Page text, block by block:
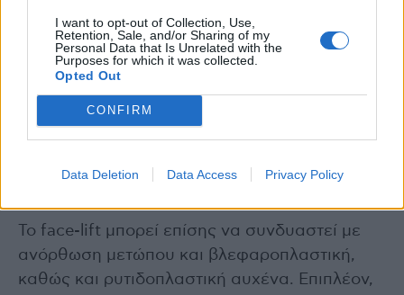
I want to opt-out of Collection, Use,
Retention, Sale, and/or Sharing of my
Personal Data that Is Unrelated with the
Purposes for which it was collected.
Opted Out
CONFIRM
Data Deletion Data Access Privacy Policy
και το φυσικό αποτέλεσμα.
Σε σύνδεση με το face-lift, σχεδόν πάντα στην
ρυτιδοπλαστική εφαρμόζουμε μεταφορά
λίπους σε ιδιαίτερα χαρακτηριστικά του
βλαστοκυττάρων.
To face-lift μπορεί επίσης να συνδυαστεί με
ανόρθωση μετώπου και βλεφαροπλαστική,
καθώς και ρυτιδοπλαστική αυχένα. Επιπλέον,